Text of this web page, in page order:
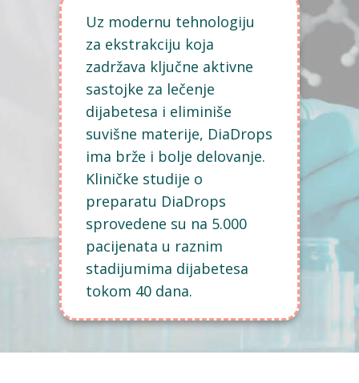
Uz modernu tehnologiju
za ekstrakciju koja
zadržava ključne aktivne
sastojke za lečenje
dijabetesa i eliminiše
suvišne materije, DiaDrops
ima brže i bolje delovanje.
Kliničke studije o
preparatu DiaDrops
sprovedene su na 5.000
pacijenata u raznim
stadijumima dijabetesa
tokom 40 dana.